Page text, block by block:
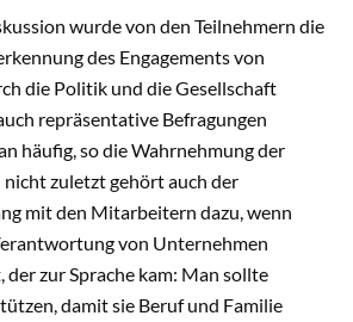
wurde von den Teilnehmern die
des Engagements von
die Politik und die Gesellschaft
repräsentative Befragungen
häufig, so die Wahrnehmung der
zuletzt gehört auch der
mit den Mitarbeitern dazu, wenn
von Unternehmen
der zur Sprache kam: Man sollte
damit sie Beruf und Familie